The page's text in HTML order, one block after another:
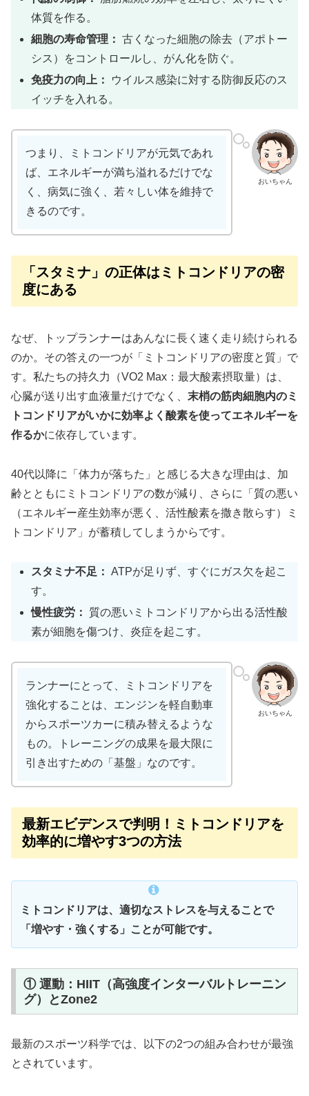
体質を作る。
細胞の寿命管理： 古くなった細胞の除去（アポトー
シス）をコントロールし、がん化を防ぐ。
免疫力の向上：
ウイルス感染に対する防御反応のス
イッチを入れる。
おいちゃん
つまり、ミトコンドリアが元気であれ
ば、エネルギーが満ち溢れるだけでな
く、病気に強く、若々しい体を維持で
きるのです。
「スタミナ」の正体はミトコンドリアの密
度にある
なぜ、トップランナーはあんなに長く速く走り続けられる
のか。その答えの一つが「ミトコンドリアの密度と質」で
す。私たちの持久力（VO2 Max：最大酸素摂取量）は、
心臓が送り出す血液量だけでなく、 末梢の筋肉細胞内のミ
トコンドリアがいかに効率よく酸素を使ってエネルギーを
作るかに依存しています。
40代以降に「体力が落ちた」と感じる大きな理由は、加
齢とともにミトコンドリアの数が減り、さらに「質の悪い
（エネルギー産生効率が悪く、活性酸素を撒き散らす）ミ
トコンドリア」が蓄積してしまうからです。
スタミナ不足： ATPが足りず、すぐにガス欠を起こ
す。
慢性疲労：
質の悪いミトコンドリアから出る活性酸
素が細胞を傷つけ、炎症を起こす。
おいちゃん
ランナーにとって、ミトコンドリアを
強化することは、エンジンを軽自動車
からスポーツカーに積み替えるような
もの。トレーニングの成果を最大限に
引き出すための「基盤」なのです。
最新エビデンスで判明！ミトコンドリアを
効率的に増やす3つの方法
ミトコンドリアは、適切なストレスを与えることで
「増やす・強くする」ことが可能です。
① 運動：HIIT（高強度インターバルトレーニン
グ）とZone2
最新のスポーツ科学では、以下の2つの組み合わせが最強
とされています。